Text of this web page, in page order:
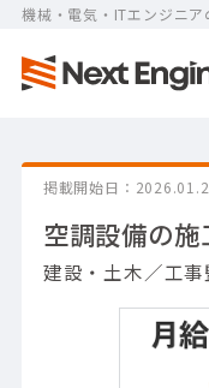
機械・電気・ITエンジニア
掲載開始日
空調設備の施
建設・土木／工事